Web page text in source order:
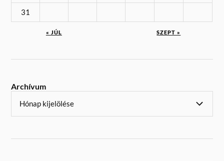
31
« JÚL SZEPT »
Archívum